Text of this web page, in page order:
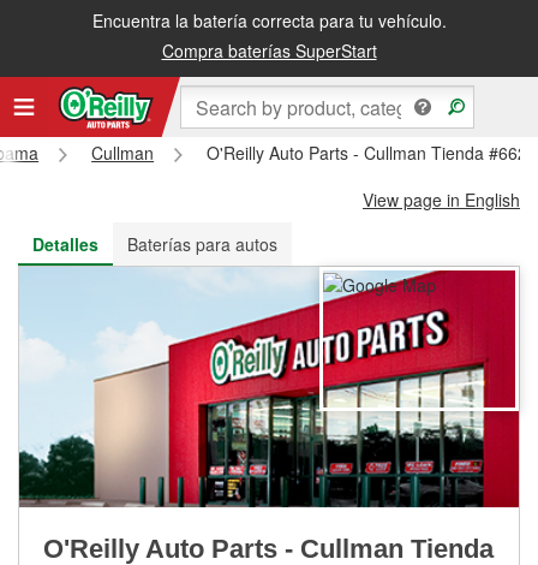
Encuentra la batería correcta para tu vehículo.
Compra baterías SuperStart
Recibe tu orden gratis al día siguiente o recógela en la tienda
Cullman
O'Reilly Auto Parts - Cullman Tienda #6627
View page in English
Detalles
Baterías para autos
O'Reilly Auto Parts - Cullman Tienda